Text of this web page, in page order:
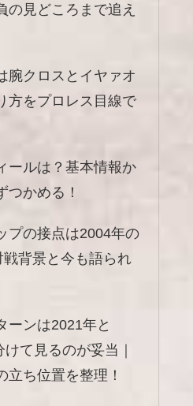
の見どころまで追え
腕クロスとイヤァオ
方をプロレス目線で
ールは？基本情報か
つかめる！
プの接点は2004年の
背景と今も語られ
ーンは2021年と
て見るのが妥当｜
立ち位置を整理！